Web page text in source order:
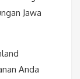
Jawa
Anda